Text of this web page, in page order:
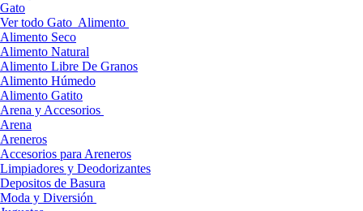
Gato
Ver todo Gato Alimento
Alimento Seco
Alimento Natural
Alimento Libre De Granos
Alimento Húmedo
Alimento Gatito
Arena y Accesorios
Arena
Areneros
Accesorios para Areneros
Limpiadores y Deodorizantes
Depositos de Basura
Moda y Diversión